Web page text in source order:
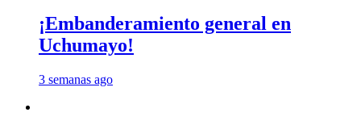
¡Embanderamiento general en
Uchumayo!
3 semanas ago